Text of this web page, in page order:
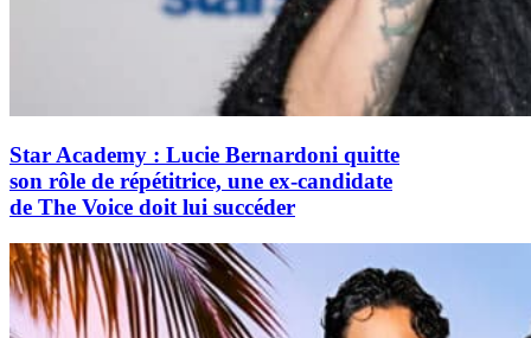
Star Academy : Lucie Bernardoni quitte
son rôle de répétitrice, une ex-candidate
de The Voice doit lui succéder